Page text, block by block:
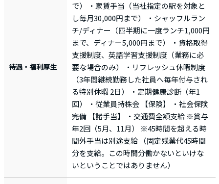
待遇・福利厚生
で） ・家賃手当（当社指定の駅を対象と
し毎月30,000円まで） ・シャッフルラン
チ/ディナー（四半期に一度ランチ1,000円
まで、ディナー5,000円まで） ・資格取得
支援制度、英語学習支援制度（業務に必
要な場合のみ） ・リフレッシュ休暇制度
（3年間継続勤務した社員へ毎年付与され
る特別休暇 2日） ・定期健康診断（年1
回） ・従業員持株会 【保険】 ・社会保険
完備 【諸手当】 ・交通費全額支給 ※賞与
年2回（5月、11月） ※45時間を超える時
間外手当は別途支給 （固定残業代45時間
分を支給。この時間分働かないといけな
いということではありません）